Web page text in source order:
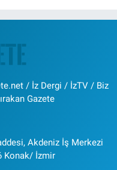
/ İz Dergi / İzTV / Biz
Gazete
Akdeniz İş Merkezi
Konak/ İzmir